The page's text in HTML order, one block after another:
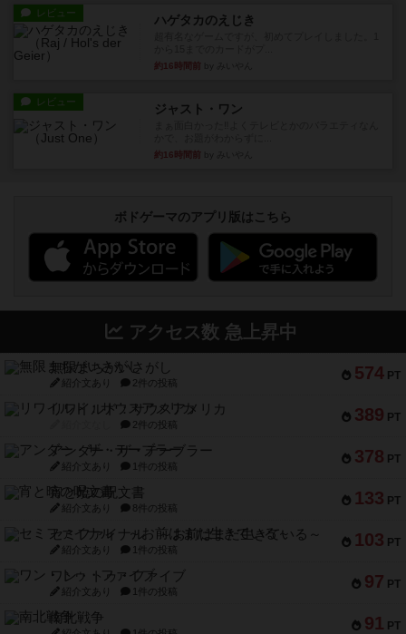
レビュー ハゲタカのえじき
約16時間前
レビュー ジャスト・ワン
約16時間前
ボドゲーマのアプリ版はこちら
アクセス数 急上昇中
574 PT
無限まちがいさがし
紹介文あり 2件の投稿
389 PT
リワイルド：サウスアメリカ
2件の投稿
378 PT
アンダー・ザ・テーブラー
紹介文あり 1件の投稿
133 PT
宵と暁の呪文書
紹介文あり 8件の投稿
103 PT
セミファイナル ～お前はまだ生きている～
紹介文あり 1件の投稿
97 PT
ワン・トゥ・ファイブ
紹介文あり 1件の投稿
91 PT
南北戦争